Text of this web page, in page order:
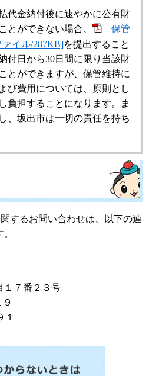
代金納付後に速やかに公有財
とができない場合、
保管
イル/287KB]を提出すること
付日から30日間に限り当該財
とができますが、保管維持に
び費用については、原則とし
負担することになります。ま
、坂出市は一切の責任を持ち
するお問い合わせは、以下の連
１７番２３号